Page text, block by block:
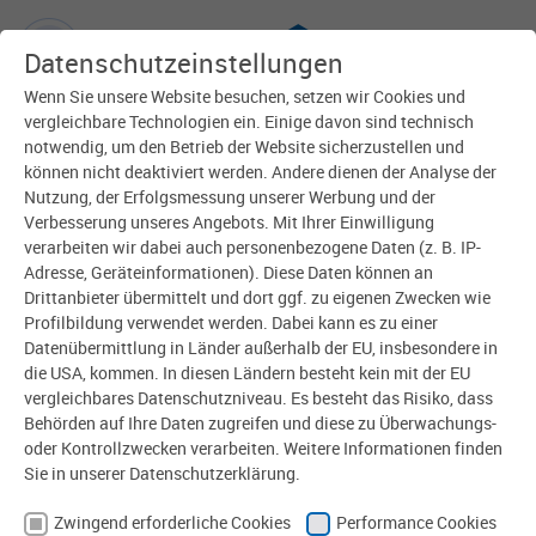
Zurück
10.04.2025 |
80.Jah­restag der Be­freiung
Datenschutzeinstellungen
Wenn Sie unsere Website besuchen, setzen wir Cookies und
vergleichbare Technologien ein. Einige davon sind technisch
notwendig, um den Betrieb der Website sicherzustellen und
können nicht deaktiviert werden. Andere dienen der Analyse der
Nutzung, der Erfolgsmessung unserer Werbung und der
Verbesserung unseres Angebots. Mit Ihrer Einwilligung
verarbeiten wir dabei auch personenbezogene Daten (z. B. IP-
Adresse, Geräteinformationen). Diese Daten können an
Drittanbieter übermittelt und dort ggf. zu eigenen Zwecken wie
Profilbildung verwendet werden. Dabei kann es zu einer
Datenübermittlung in Länder außerhalb der EU, insbesondere in
die USA, kommen. In diesen Ländern besteht kein mit der EU
vergleichbares Datenschutzniveau. Es besteht das Risiko, dass
Behörden auf Ihre Daten zugreifen und diese zu Überwachungs-
oder Kontrollzwecken verarbeiten. Weitere Informationen finden
Sie in unserer Datenschutzerklärung.
Zwingend erforderliche Cookies Performance Cookies